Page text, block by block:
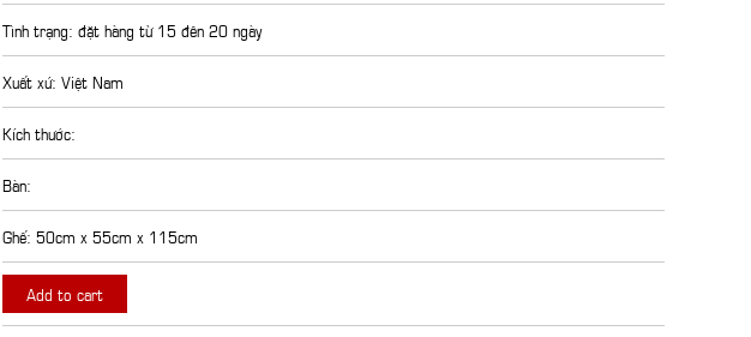
Tình trạng: đặt hàng từ 15 đên 20 ngày
Xuất xứ: Việt Nam
Kích thước:
Bàn:
Ghế: 50cm x 55cm x 115cm
Add to cart